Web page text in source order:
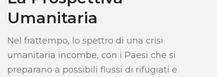
Umanitaria
Nel frattempo, lo spettro di una crisi
umanitaria incombe, con i Paesi che si
preparano a possibili flussi di rifugiati e